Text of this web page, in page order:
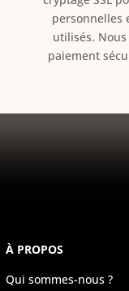
personnelles
utilisés.
paiement
À PROPOS
Qui sommes-nous ?